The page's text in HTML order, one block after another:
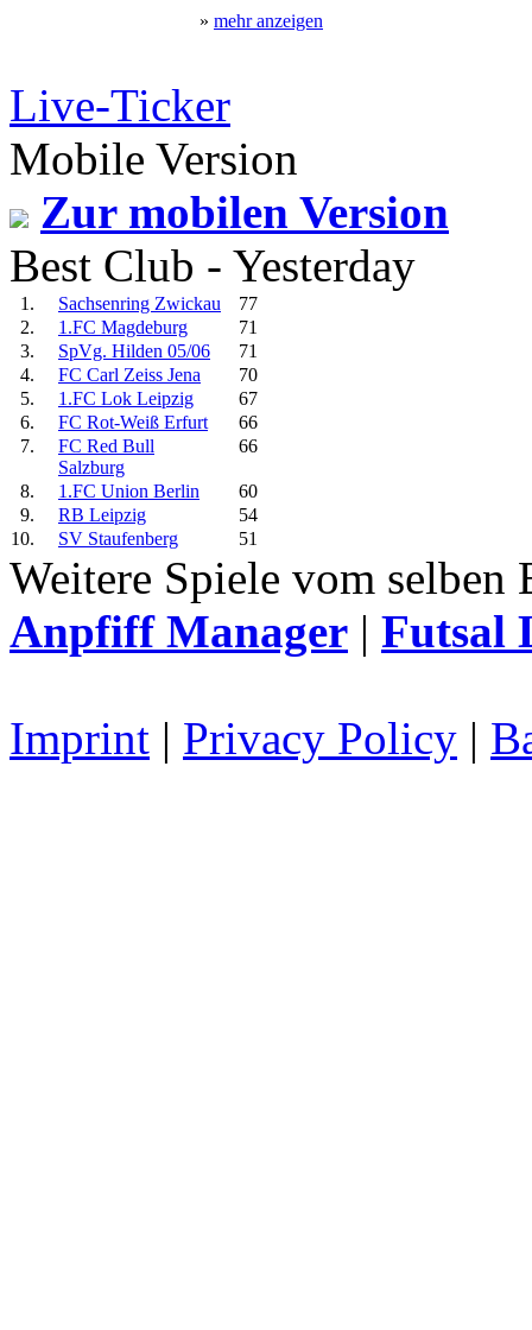
» mehr anzeigen
Live-Ticker
Mobile Version
Zur mobilen Version
Best Club - Yesterday
1. Sachsenring Zwickau
77
2.
1.FC Magdeburg
71
3.
SpVg. Hilden 05/06
71
4.
FC Carl Zeiss Jena
70
5.
1.FC Lok Leipzig
67
6.
FC Rot-Weiß Erfurt
66
7.
FC Red Bull
Salzburg
66
8. 1.FC Union Berlin
60
9.
RB Leipzig
54
10.
SV Staufenberg 51
Weitere Spiele vom
Anpfiff Manager | Futsal
Imprint | Privacy Policy |